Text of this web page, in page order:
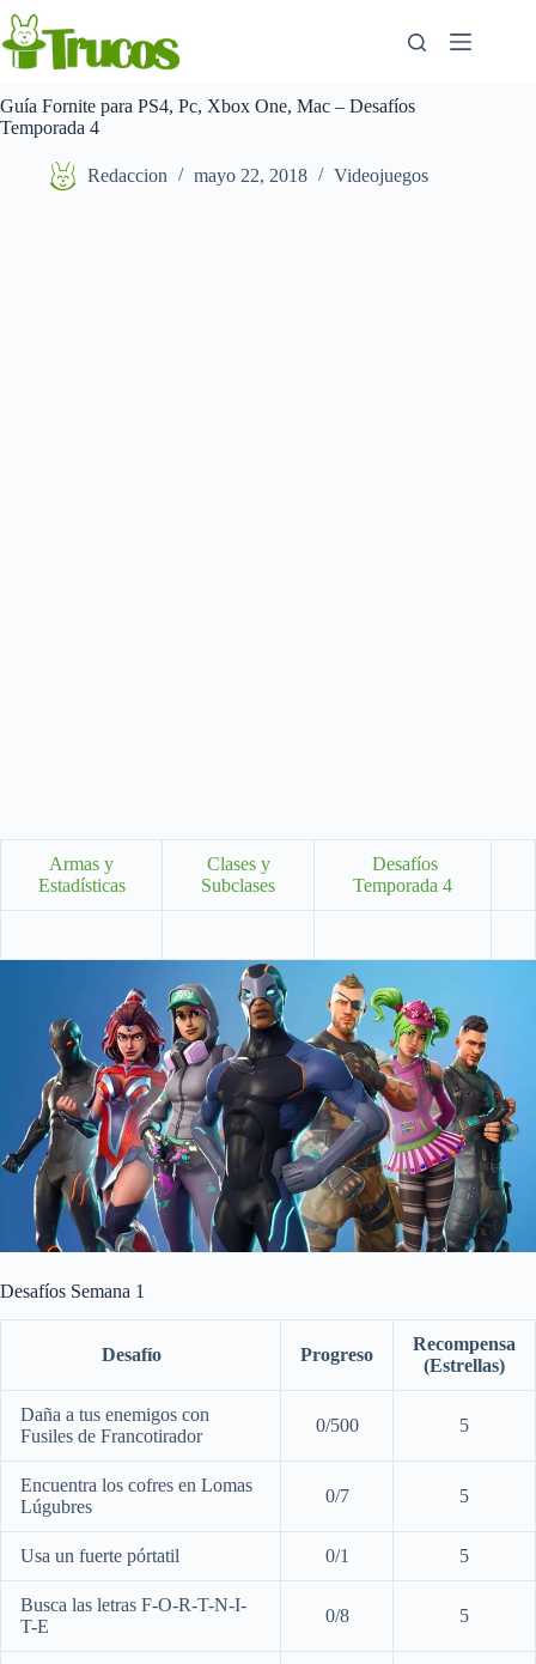
Saltar
al
contenido
Guía Fornite para PS4, Pc, Xbox One, Mac – Desafíos
Temporada 4
Redaccion mayo 22, 2018 Videojuegos
Armas y
Estadísticas
Clases y
Subclases
Desafíos
Temporada 4
Desafíos Semana 1
Desafío Progreso
Recompensa
(Estrellas)
Daña a tus enemigos con
Fusiles de Francotirador
0/500 5
Encuentra los cofres en Lomas
Lúgubres
0/7 5
Usa un fuerte pórtatil 0/1 5
Busca las letras F-O-R-T-N-I-
T-E
0/8 5